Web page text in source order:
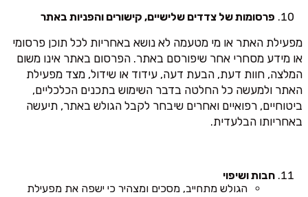
פרסומות של צדדים שלישיים, קישורים והפניות באתר
מפעילת האתר או מי מטעמה לא נושא באחריות לכל תוכן פרסומי
או מידע מסחרי אחר שיפורסם באתר. הפרסום באתר אינו משום
המלצה, חוות דעת, הבעת דעה, עידוד או שידול, מצד מפעילת
האתר ולמעשה כל החלטה בדבר השימוש בתכנים הכלכליים,
ביטוחיים, רפואיים ואחרים שיבחר לקבל הגולש באתר, תיעשה
באחריותו הבלעדית.
חבות ושיפוי
הגולש מתחייב, מסכים ומצהיר כי ישפה את מפעילת